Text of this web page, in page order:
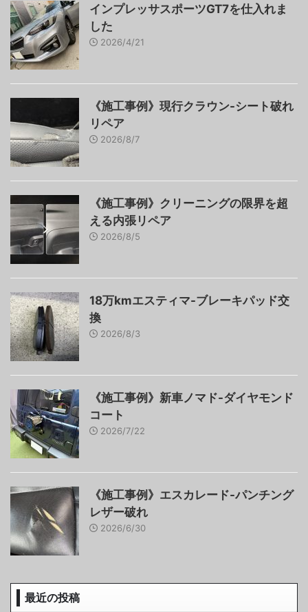
インプレッサスポーツGT7を仕入れま
した
2026/4/21
《施工事例》現行クラウン-シート破れ
リペア
2026/8/7
《施工事例》クリーニングの限界を超
える内張リペア
2026/8/5
18万kmエスティマ-ブレーキパッド交
換
2026/8/3
《施工事例》新車ノマド-ダイヤモンド
コート
2026/7/22
《施工事例》エスカレード-パンチング
レザー破れ
2026/6/30
最近の投稿